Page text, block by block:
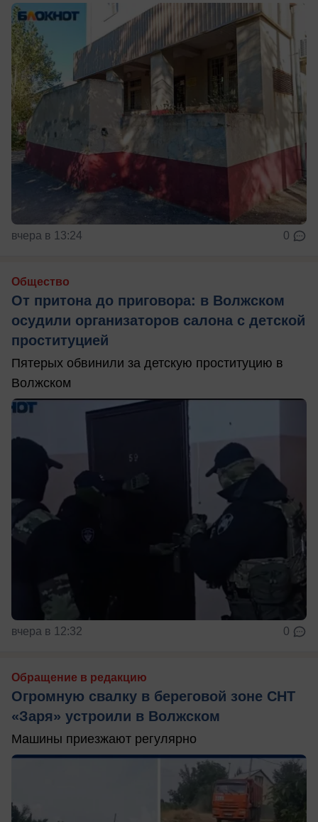
вчера в 13:24 0
Общество
От притона до приговора: в Волжском
осудили организаторов салона с детской
проституцией
Пятерых обвинили за детскую проституцию в
Волжском
вчера в 12:32 0
Обращение в редакцию
Огромную свалку в береговой зоне СНТ
«Заря» устроили в Волжском
Машины приезжают регулярно